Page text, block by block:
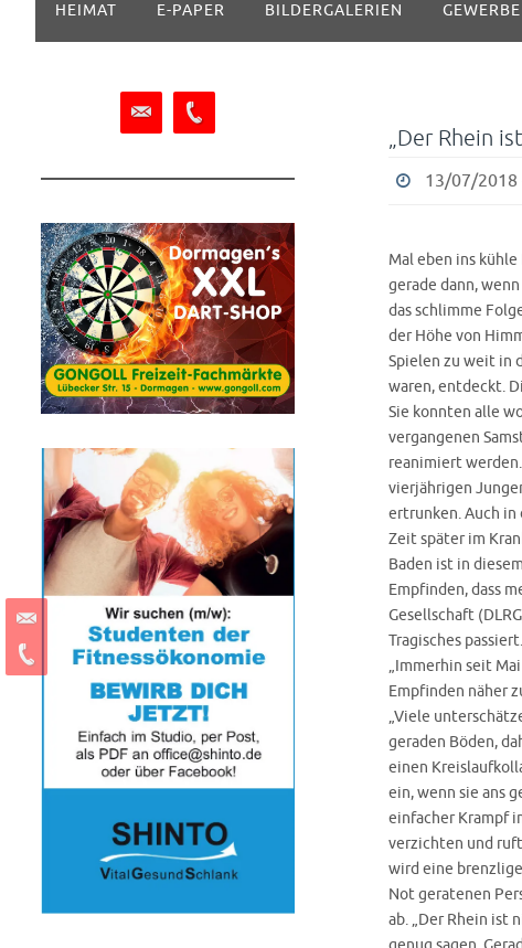
Inhalt
springen
HEIMAT E-PAPER BILDERGALERIEN GEWERBE
„Der Rhein
13/07/2018
Mal eben ins
gerade dann,
das schlimme
der Höhe von
Spielen zu weit in
waren, entdeckt.
Sie konnten alle
vergangenen
reanimiert
vierjährigen
ertrunken. Auch in
Zeit später im
Baden ist in
Empfinden, dass
Gesellschaft
Tragisches
„Immerhin seit
Empfinden näher
„Viele
geraden Böden,
einen
ein, wenn sie ans
einfacher Krampf
verzichten und
wird eine
Not geratenen
ab. „Der Rhein ist